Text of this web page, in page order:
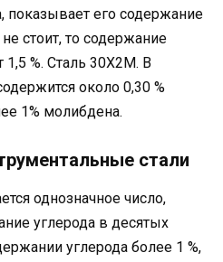
показывает его содержание
стоит, то содержание
%. Сталь 30Х2М. В
около 0,30 %
1% молибдена.
стали
однозначное число,
углерода в десятых
углерода более 1 %,